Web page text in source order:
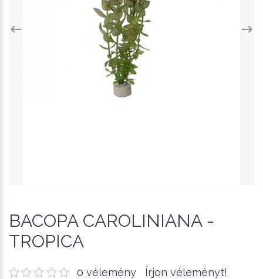
BACOPA CAROLINIANA -
TROPICA
0 vélemény Írjon véleményt!